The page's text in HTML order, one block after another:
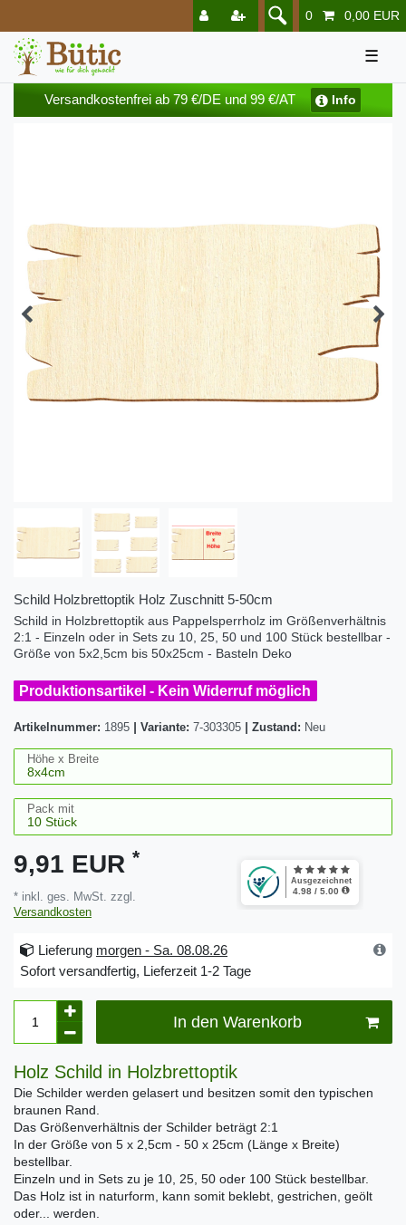
0 0,00 EUR
☰
Versandkostenfrei ab 79 €/DE und 99 €/AT Info
Schild Holzbrettoptik Holz Zuschnitt 5-50cm
Schild in Holzbrettoptik aus Pappelsperrholz im Größenverhältnis
2:1 - Einzeln oder in Sets zu 10, 25, 50 und 100 Stück bestellbar -
Größe von 5x2,5cm bis 50x25cm - Basteln Deko
Produktionsartikel - Kein Widerruf möglich
Artikelnummer: 1895 Variante: 7-303305 Zustand: Neu
Höhe x Breite
Pack mit
9,91 EUR *
* inkl. ges. MwSt. zzgl.
Versandkosten
Lieferung morgen - Sa. 08.08.26
Sofort versandfertig, Lieferzeit 1-2 Tage
In den Warenkorb
Holz Schild in Holzbrettoptik
Die Schilder werden gelasert und besitzen somit den typischen
braunen Rand.
Das Größenverhältnis der Schilder beträgt 2:1
In der Größe von 5 x 2,5cm - 50 x 25cm (Länge x Breite)
bestellbar.
Einzeln und in Sets zu je 10, 25, 50 oder 100 Stück bestellbar.
Das Holz ist in naturform, kann somit beklebt, gestrichen, geölt
oder... werden.